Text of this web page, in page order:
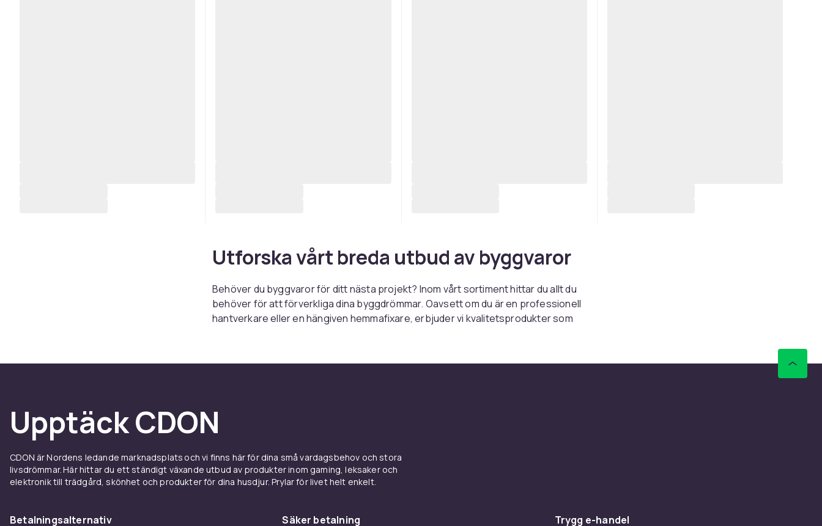
Utforska vårt breda utbud av byggvaror
Behöver du byggvaror för ditt nästa projekt? Inom vårt sortiment hittar du allt du
behöver för att förverkliga dina byggdrömmar. Oavsett om du är en professionell
hantverkare eller en hängiven hemmafixare, erbjuder vi kvalitetsprodukter som
På CDON hittar du det bästa av det mesta. Vårt mål är att ge dig tillgång till ett brett
enkelt det kan vara att hitta rätt produkter för ditt byggprojekt. Se alla produkter
och börja planera ditt nästa projekt idag!
Upptäck CDON
CDON är Nordens ledande marknadsplats och vi finns här för dina små vardagsbehov och stora
livsdrömmar. Här hittar du ett ständigt växande utbud av produkter inom gaming, leksaker och
elektronik till trädgård, skönhet och produkter för dina husdjur. Prylar för livet helt enkelt.
Betalningsalternativ Säker betalning Trygg e-handel